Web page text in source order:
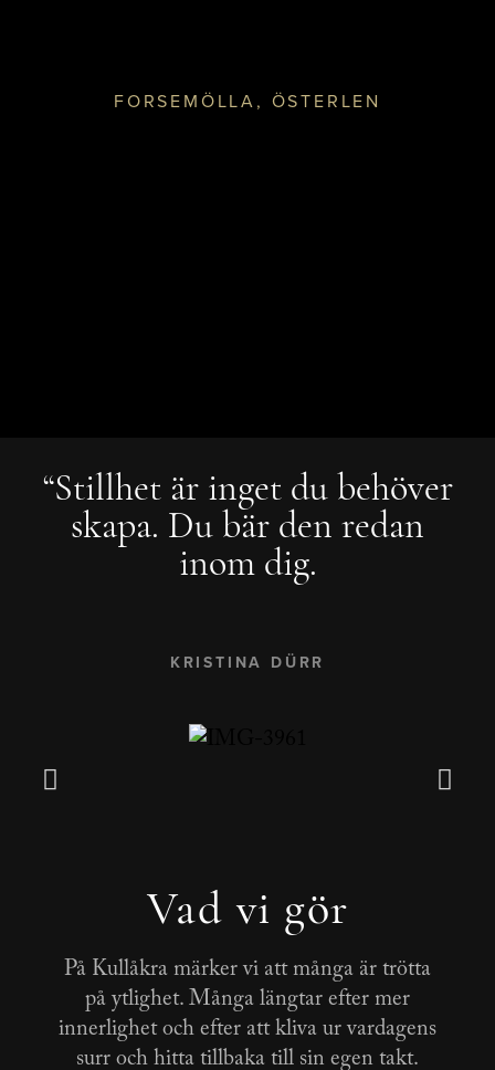
FORSEMÖLLA, ÖSTERLEN
“Stillhet är inget du behöver
skapa. Du bär den redan
inom dig.
KRISTINA DÜRR
Vad vi gör
På Kullåkra märker vi att många är trötta
på ytlighet. Många längtar efter mer
innerlighet och efter att kliva ur vardagens
surr och hitta tillbaka till sin egen takt.